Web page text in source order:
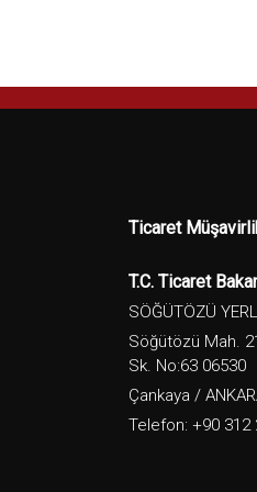
Ticaret
T.C. Ticaret
SÖĞÜTÖZÜ
Söğütözü Mah.
Sk. No:63 06530
Çankaya /
Telefon: +90 312